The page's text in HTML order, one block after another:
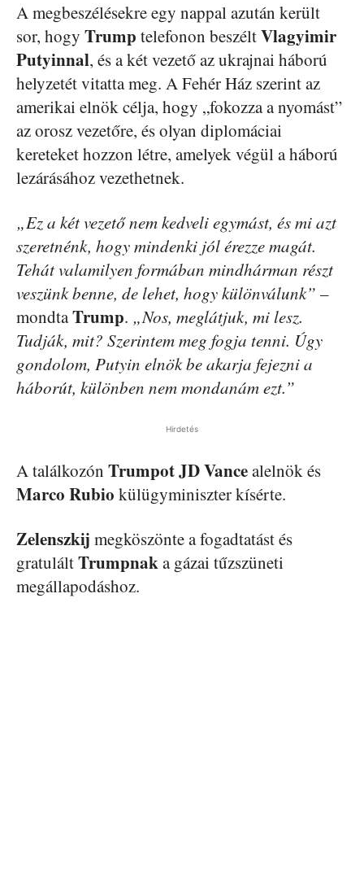
A megbeszélésekre egy nappal azután került
sor, hogy Trump telefonon beszéltVlagyimir
Putyinnal, és a két vezető az ukrajnai háború
helyzetét vitatta meg. A Fehér Ház szerint az
amerikai elnök célja, hogy „fokozza a nyomást”
az orosz vezetőre, és olyan diplomáciai
kereteket hozzon létre, amelyek végül a háború
lezárásához vezethetnek.
„Ez a két vezető nem kedveli egymást, és mi azt
szeretnénk, hogy mindenki jól érezze magát.
Tehát valamilyen formában mindhárman részt
veszünk benne, de lehet, hogy különválunk” –
mondtaTrump. „Nos, meglátjuk, mi lesz.
Tudják, mit? Szerintem meg fogja tenni. Úgy
gondolom, Putyin elnök be akarja fejezni a
háborút, különben nem mondanám ezt.”
Hirdetés
A találkozón TrumpotJD Vancealelnök és
Marco Rubio külügyminiszter kísérte.
Zelenszkij megköszönte a fogadtatást és
gratuláltTrumpnaka gázai tűzszüneti
megállapodáshoz.